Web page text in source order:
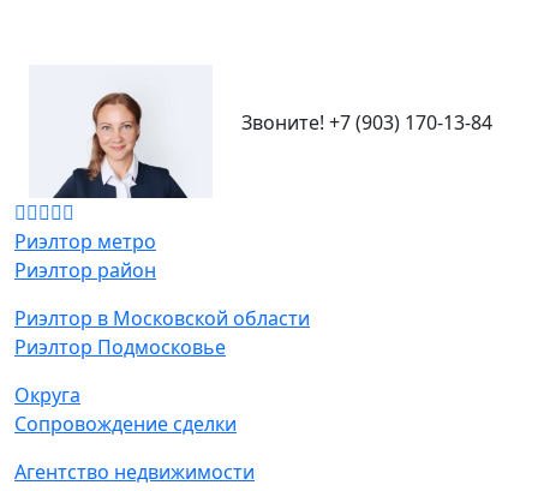
Звоните! +7 (903) 170-13-84
Риэлтор метро
Риэлтор район
Риэлтор в Московской области
Риэлтор Подмосковье
Округа
Сопровождение сделки
Агентство недвижимости